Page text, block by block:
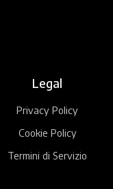
Legal
Privacy Policy
Cookie Policy
Termini di Servizio